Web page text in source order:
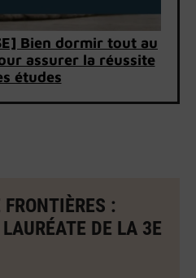
Bien dormir tout au
assurer la réussite
études
:
DE LA 3E